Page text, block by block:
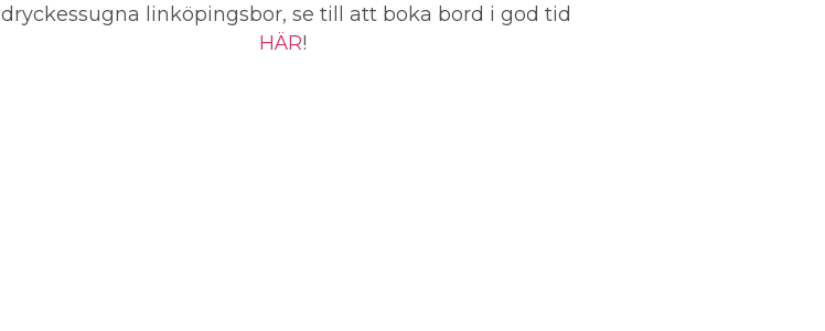
dryckessugna linköpingsbor, se till att boka bord i god tid
HÄR!